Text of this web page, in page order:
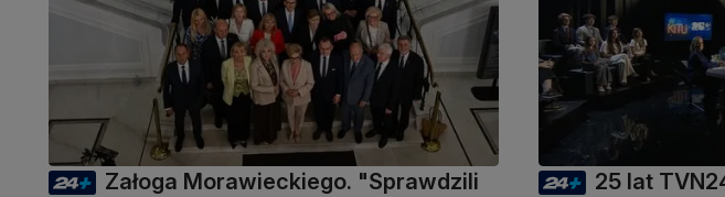
Załoga Morawieckiego. "Sprawdzili
25 lat